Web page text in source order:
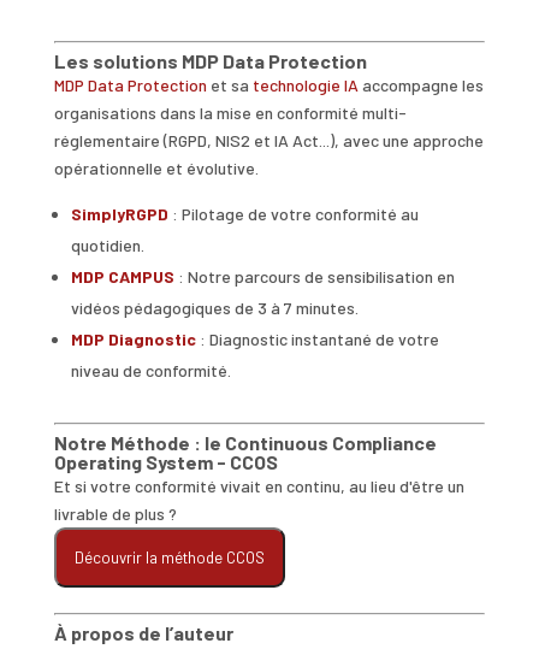
Les solutions MDP Data Protection
MDP Data Protection et sa technologie IA accompagne les
organisations dans la mise en conformité multi-
réglementaire (RGPD, NIS2 et IA Act...), avec une approche
opérationnelle et évolutive.
SimplyRGPD : Pilotage de votre conformité au
quotidien.
MDP CAMPUS : Notre parcours de sensibilisation en
vidéos pédagogiques de 3 à 7 minutes.
MDP Diagnostic : Diagnostic instantané de votre
niveau de conformité.
Notre Méthode : le Continuous Compliance
Operating System - CCOS
Et si votre conformité vivait en continu, au lieu d'être un
livrable de plus ?
Découvrir la méthode CCOS
À propos de l’auteur